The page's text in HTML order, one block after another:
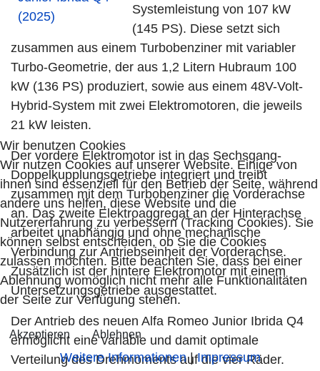
Systemleistung von 107 kW
(145 PS). Diese setzt sich
zusammen aus einem Turbobenziner mit variabler
Turbo-Geometrie, der aus 1,2 Litern Hubraum 100
kW (136 PS) produziert, sowie aus einem 48V-Volt-
Hybrid-System mit zwei Elektromotoren, die jeweils
21 kW leisten.
Der vordere Elektromotor ist in das Sechsgang-
Doppelkupplungsgetriebe integriert und treibt
zusammen mit dem Turbobenziner die Vorderachse
an. Das zweite Elektroaggregat an der Hinterachse
arbeitet unabhängig und ohne mechanische
Verbindung zur Antriebseinheit der Vorderachse.
Zusätzlich ist der hintere Elektromotor mit einem
Untersetzungsgetriebe ausgestattet.
Der Antrieb des neuen Alfa Romeo Junior Ibrida Q4
ermöglicht eine variable und damit optimale
Verteilung des Drehmoments auf die vier Räder.
Wir benutzen Cookies
Wir nutzen Cookies auf unserer Website. Einige von
ihnen sind essenziell für den Betrieb der Seite, während
andere uns helfen, diese Website und die
Nutzererfahrung zu verbessern (Tracking Cookies). Sie
können selbst entscheiden, ob Sie die Cookies
zulassen möchten. Bitte beachten Sie, dass bei einer
Ablehnung womöglich nicht mehr alle Funktionalitäten
der Seite zur Verfügung stehen.
Akzeptieren Ablehnen
Weitere Informationen|Impressum